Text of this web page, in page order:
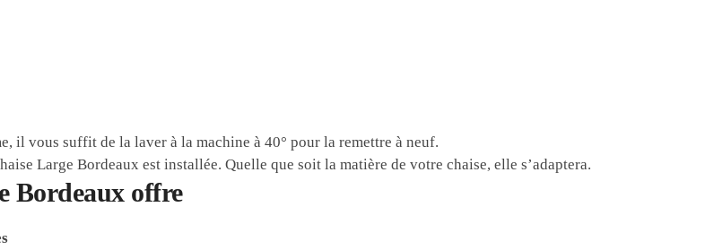
il vous suffit de la laver à la machine à 40° pour la remettre à neuf.
Large Bordeaux est installée. Quelle que soit la matière de votre chaise, elle s’adaptera.
Bordeaux offre